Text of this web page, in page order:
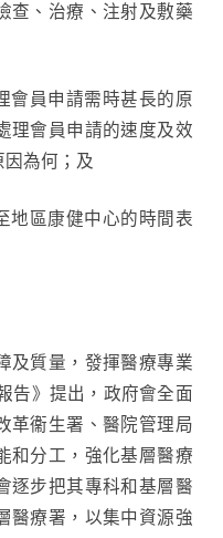
查、治療、注射及敷藥
會員申請需時甚長的原
理會員申請的速度及效
為何；及
地區康健中心的時間表
及質量，發揮醫療專業
告》提出，政府會全面
革衞生署、醫院管理局
和分工，強化基層醫療
逐步把其專科和基層醫
醫療署，以集中資源強